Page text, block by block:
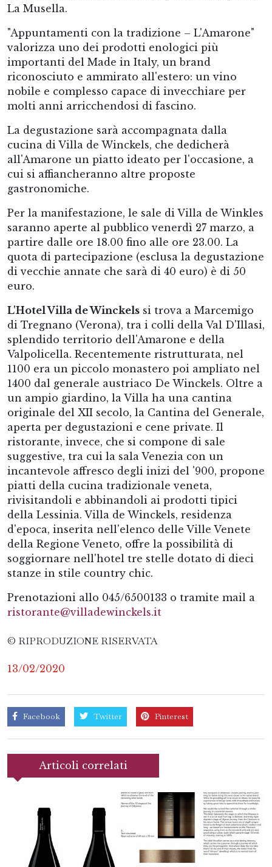
La Musella.
"Appuntamenti con la tradizione – L'Amarone"
valorizza uno dei prodotti enologici più
importanti del Made in Italy, un brand
riconosciuto e ammirato all'estero: un vino
nobile e complesso capace di invecchiare per
molti anni arricchendosi di fascino.
La degustazione sarà accompagnata dalla
cucina di Villa de Winckels, che dedicherà
all'Amarone un piatto ideato per l'occasione, a
cui si affiancheranno altre proposte
gastronomiche.
Per la manifestazione, le sale di Villa de Winkles
saranno aperte al pubblico venerdì 27 marzo, a
partire dalle ore 18.00 fino alle ore 23.00. La
quota di partecipazione (esclusa la degustazione
di vecchie annate che sarà di 40 euro) è di 50
euro.
L'Hotel Villa de Winckels si trova a Marcemigo
di Tregnano (Verona), tra i colli della Val D'Illasi,
splendido territorio dell'Amarone e della
Valpolicella. Recentemente ristrutturata, nel
1100 era un piccolo monastero poi ampliato nel
1400 dal generale austriaco De Winckels. Oltre a
un ampio giardino, la Villa ha una cantina
originale del XII secolo, la Cantina del Generale,
aperta per degustazioni e cene private. Il
ristorante, invece, che si compone di sale
suggestive, tra cui la sala Venezia con un
incantevole affresco degli inizi del '900, propone
piatti della cucina tradizionale veneta,
rivisitandoli e abbinandoli ai prodotti tipici
della Lessinia. Villa de Winckels, residenza
d'epoca, inserita nell'elenco delle Ville Venete
della Regione Veneto, offre la possibilità di
soggiornare nell'hotel tre stelle dotato di dieci
stanze in stile country chic.
Prenotazioni allo 045/6500133 o tramite mail a
ristorante@villadewinckels.it
© RIPRODUZIONE RISERVATA
13/02/2020
Facebook Twitter Pinterest
Articoli correlati